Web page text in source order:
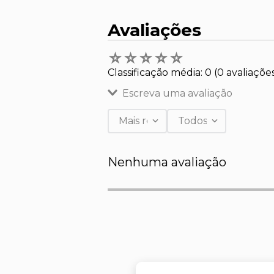
Avaliações
☆☆☆☆☆
Classificação média: 0 (0
Escreva uma avaliação
Título
Mais recentesTodos
Nenhuma avaliação